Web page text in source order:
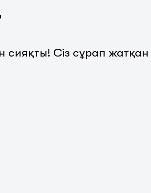
сияқты! Сіз сұрап